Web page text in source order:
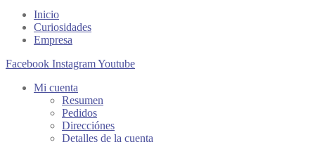
Inicio
Curiosidades
Empresa
Facebook InstagramYoutube
Mi cuenta
Resumen
Pedidos
Direcciónes
Detalles de la cuenta